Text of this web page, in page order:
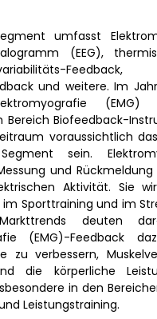
umfasst
(EEG),
Feedback,
und weitere. Im
Bereich Biofeedback-
voraussichtlich
sein.
und
Aktivität. Sie
im Sporttraining und im
deuten
(EMG)-Feedback
zu verbessern,
die körperliche
in den
Leistungstraining.